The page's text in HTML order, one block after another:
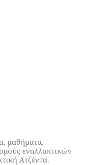
μαθήματα,
εναλλακτικών
Ατζέντα.